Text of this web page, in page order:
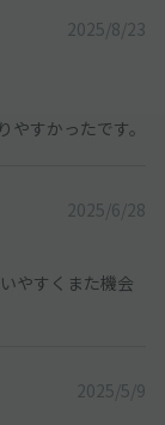
2025/8/23
すかったです。
2025/6/28
やすくまた機会
2025/5/9